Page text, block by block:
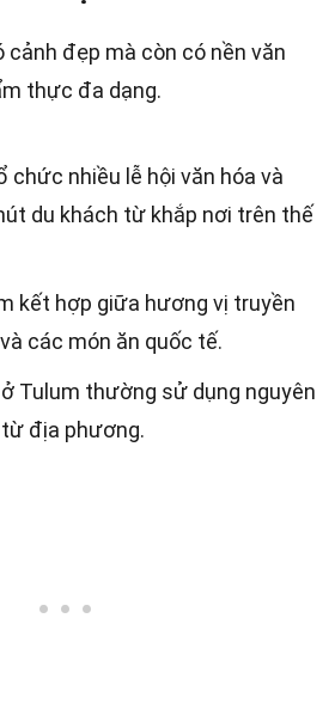
cảnh đẹp mà còn có nền văn
thực đa dạng.
chức nhiều lễ hội văn hóa và
du khách từ khắp nơi trên thế
kết hợp giữa hương vị truyền
các món ăn quốc tế.
Tulum thường sử dụng nguyên
địa phương.